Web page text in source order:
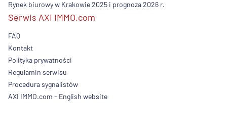
Rynek biurowy w Krakowie 2025 i prognoza 2026 r.
Serwis AXI IMMO.com
FAQ
Kontakt
Polityka prywatności
Regulamin serwisu
Procedura sygnalistów
AXI IMMO.com - English website